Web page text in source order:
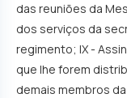
das reuniões da
dos serviços da
regimento; IX -
que lhe forem
demais membros